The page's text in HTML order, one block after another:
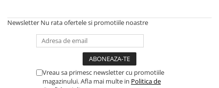
Genti Laptop
Incarcatoare laptop
Incarcatoare laptop refurbished
Standuri și Coolere Laptop
Alte accesorii
Card reader
Newsletter Nu rata ofertele si promotiile noastre
Vreau sa primesc newsletter cu promotiile
magazinului. Afla mai multe in Politica de